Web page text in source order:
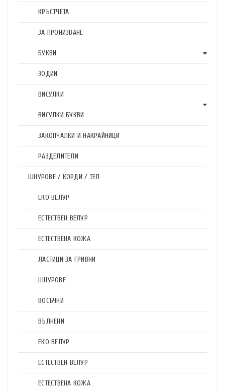
КРЪСТЧЕТА
ЗА ПРОНИЗВАНЕ
БУКВИ
ЗОДИИ
ВИСУЛКИ
ВИСУЛКИ БУКВИ
ЗАКОПЧАЛКИ И НАКРАЙНИЦИ
РАЗДЕЛИТЕЛИ
ШНУРОВЕ / КОРДИ / ТЕЛ
ЕКО ВЕЛУР
ЕСТЕСТВЕН ВЕЛУР
ЕСТЕСТВЕНА КОЖА
ЛАСТИЦИ ЗА ГРИВНИ
ШНУРОВЕ
ВОСЪЧНИ
ВЪЛНЕНИ
ЕКО ВЕЛУР
ЕСТЕСТВЕН ВЕЛУР
ЕСТЕСТВЕНА КОЖА